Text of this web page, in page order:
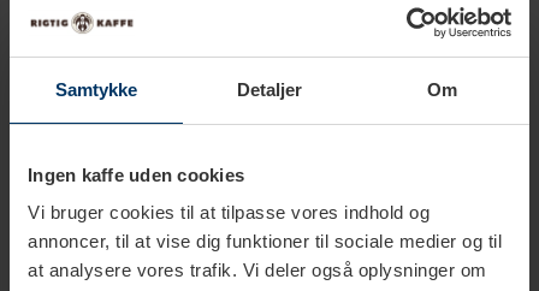
Samtykke Detaljer Om
Ingen kaffe uden cookies
Vi bruger cookies til at tilpasse vores indhold og
annoncer, til at vise dig funktioner til sociale medier og til
at analysere vores trafik. Vi deler også oplysninger om
Der findes flere forskellige Siemens EQ9 modeller:
TI9553X1RW - stål
TI923309RW- sort
TI9573X5RW - antracit